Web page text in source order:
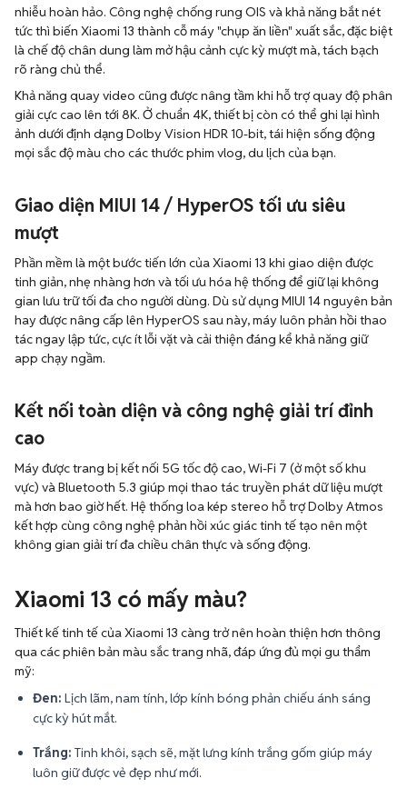
nhiễu hoàn hảo. Công nghệ chống rung OIS và khả năng bắt nét
tức thì biến Xiaomi 13 thành cỗ máy "chụp ăn liền" xuất sắc, đặc biệt
là chế độ chân dung làm mở hậu cảnh cực kỳ mượt mà, tách bạch
rõ ràng chủ thể.
Khả năng quay video cũng được nâng tầm khi hỗ trợ quay độ phân
giải cực cao lên tới 8K. Ở chuẩn 4K, thiết bị còn có thể ghi lại hình
ảnh dưới định dạng Dolby Vision HDR 10-bit, tái hiện sống động
mọi sắc độ màu cho các thước phim vlog, du lịch của bạn.
Giao diện MIUI 14 / HyperOS tối ưu siêu
mượt
Phần mềm là một bước tiến lớn của Xiaomi 13 khi giao diện được
tinh giản, nhẹ nhàng hơn và tối ưu hóa hệ thống để giữ lại không
gian lưu trữ tối đa cho người dùng. Dù sử dụng MIUI 14 nguyên bản
hay được nâng cấp lên HyperOS sau này, máy luôn phản hồi thao
tác ngay lập tức, cực ít lỗi vặt và cải thiện đáng kể khả năng giữ
app chạy ngầm.
Kết nối toàn diện và công nghệ giải trí đỉnh
cao
Máy được trang bị kết nối 5G tốc độ cao, Wi-Fi 7 (ở một số khu
vực) và Bluetooth 5.3 giúp mọi thao tác truyền phát dữ liệu mượt
mà hơn bao giờ hết. Hệ thống loa kép stereo hỗ trợ Dolby Atmos
kết hợp cùng công nghệ phản hồi xúc giác tinh tế tạo nên một
không gian giải trí đa chiều chân thực và sống động.
Xiaomi 13 có mấy màu?
Thiết kế tinh tế của Xiaomi 13 càng trở nên hoàn thiện hơn thông
qua các phiên bản màu sắc trang nhã, đáp ứng đủ mọi gu thẩm
mỹ:
Đen: Lịch lãm, nam tính, lớp kính bóng phản chiếu ánh sáng
cực kỳ hút mắt.
Trắng: Tinh khôi, sạch sẽ, mặt lưng kính trắng gốm giúp máy
luôn giữ được vẻ đẹp như mới.